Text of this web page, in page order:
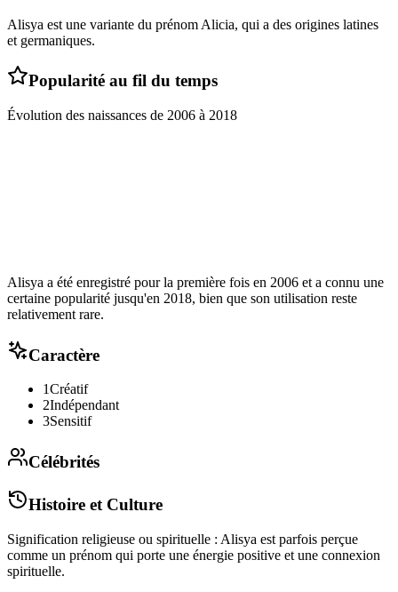
Alisya est une variante du prénom Alicia, qui a des origines latines
et germaniques.
Popularité au fil du temps
Évolution des naissances de 2006 à 2018
Alisya a été enregistré pour la première fois en 2006 et a connu une
certaine popularité jusqu'en 2018, bien que son utilisation reste
relativement rare.
Caractère
1Créatif
2Indépendant
3Sensitif
Célébrités
Histoire et Culture
Signification religieuse ou spirituelle : Alisya est parfois perçue
comme un prénom qui porte une énergie positive et une connexion
spirituelle.